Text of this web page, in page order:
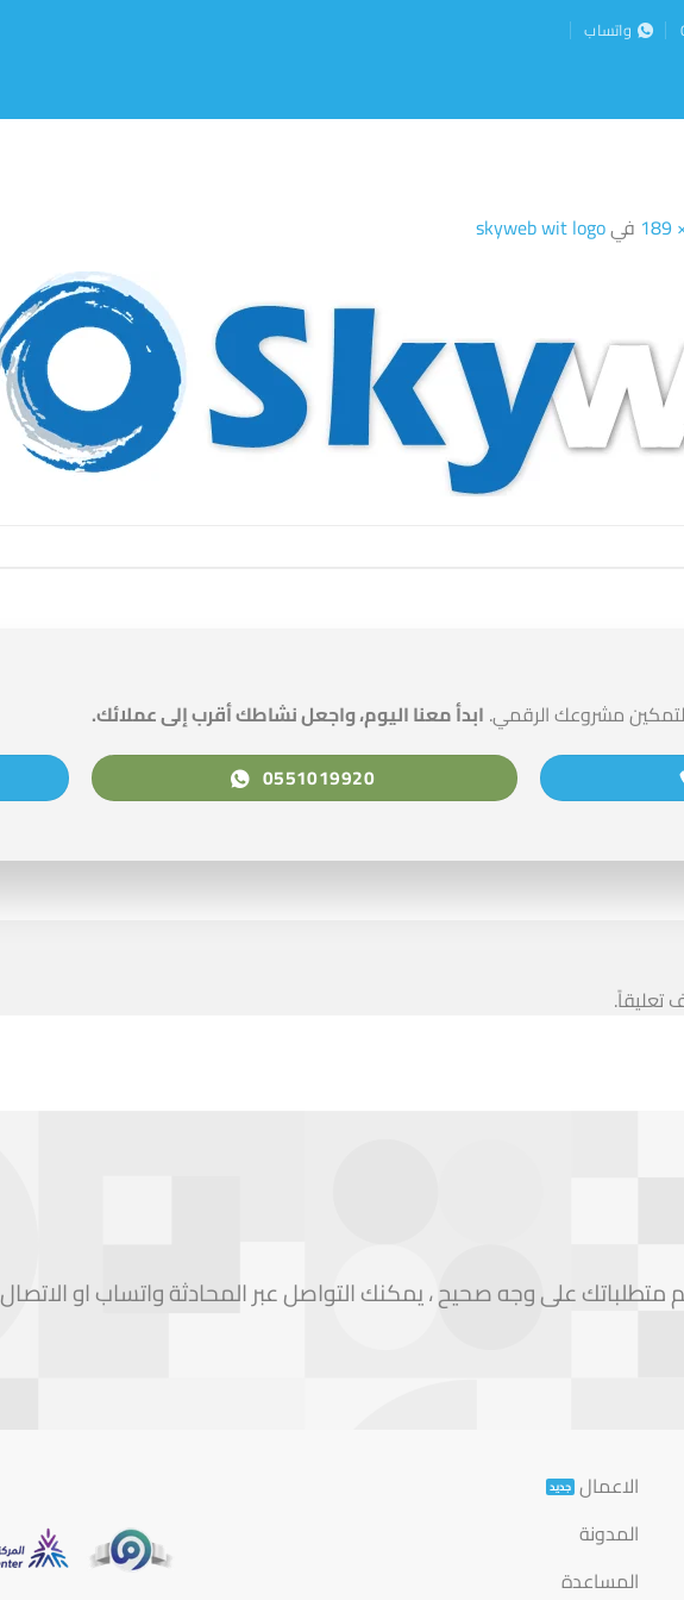
واتساب
فيskyweb wit logo
مشروعك الرقمي. ابدأ معنا اليوم، واجعل نشاطك أقرب إلى عملائك.
0551019920
تعليقاً.
على وجه صحيح ، يمكنك التواصل عبر المحادثة واتساب او الاتصال
الاعمال
المدونة
المساعدة